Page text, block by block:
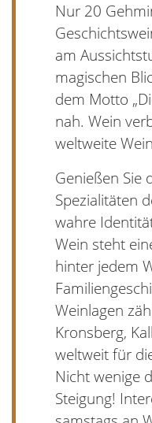
Nur 20
am
magischen
dem Motto
nah. Wein
weltweite
Genießen Sie
Spezialitäten
wahre
Wein steht
hinter jedem
Weinlagen
Kronsberg,
weltweit für
Nicht wenige
Steigung!